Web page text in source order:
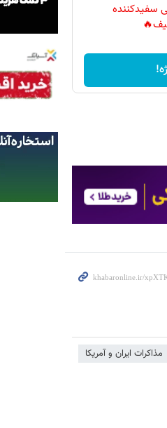
سفیدکننده
مذاکرات ایران و آمریکا